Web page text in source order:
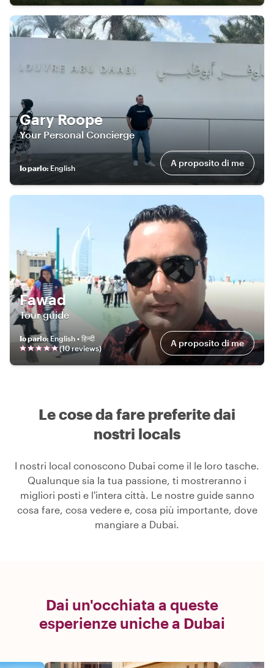
Gary Roope
Your Personal Concierge
Io parlo: English A proposito di me
Fawad
Tour guide
Io parlo: English • हिन्दी
(10reviews) A proposito di me
Le cose da fare preferite dai
nostri locals
I nostri local conoscono Dubai come il le loro tasche.
Qualunque sia la tua passione, ti mostreranno i
migliori posti e l'intera città. Le nostre guide sanno
cosa fare, cosa vedere e, cosa più importante, dove
mangiare a Dubai.
Dai un'occhiata a queste
esperienze uniche a Dubai